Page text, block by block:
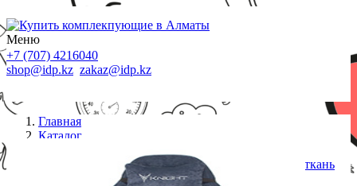
Меню
+7 (707) 4216040
shop@idp.kz zakaz@idp.kz
Главная
Каталог
Кресло игровое Knight N1 Fabric Light-27 синий ткань
с подголов. крестовина металл